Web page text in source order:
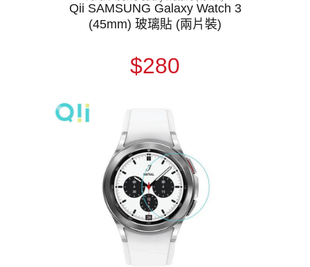
Qii SAMSUNG Galaxy Watch 3
(45mm) 玻璃貼 (兩片裝)
$280